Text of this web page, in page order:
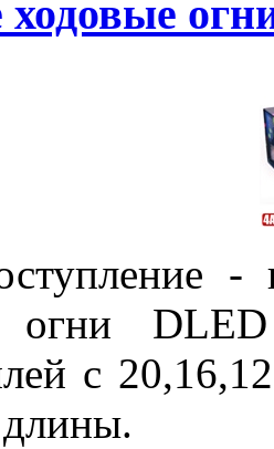
-
огни
с